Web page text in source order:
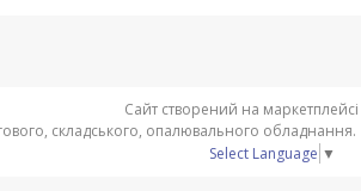
Сайт створений на маркетплейсі
Select Language ▼